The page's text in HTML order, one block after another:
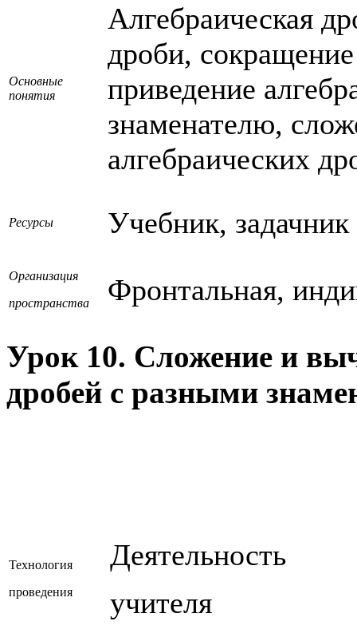
Основные
понятия
Алгебраическая
дроби,
приведение
знаменателю,
алгебраических
Ресурсы Учебник, задачник
Организация
пространства
Фронтальная,
Урок 10. Сложение и
дробей с разными
Технология
проведения
Деятельность
учителя